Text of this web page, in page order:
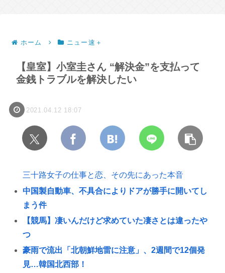
ホーム ニュー速＋
【皇室】小室圭さん “解決金”を支払って
金銭トラブルを解決したい
2021.04.12 18:07
三十路女子の仕事と恋、その先にあった本音
中国製自動車、不具合によりドアが勝手に開いてし
まう件
【競馬】凄いんだけど求めていた凄さとは違ったや
つ
豪雨で流出「北朝鮮地雷に注意」、2週間で12個発
見…韓国北西部！